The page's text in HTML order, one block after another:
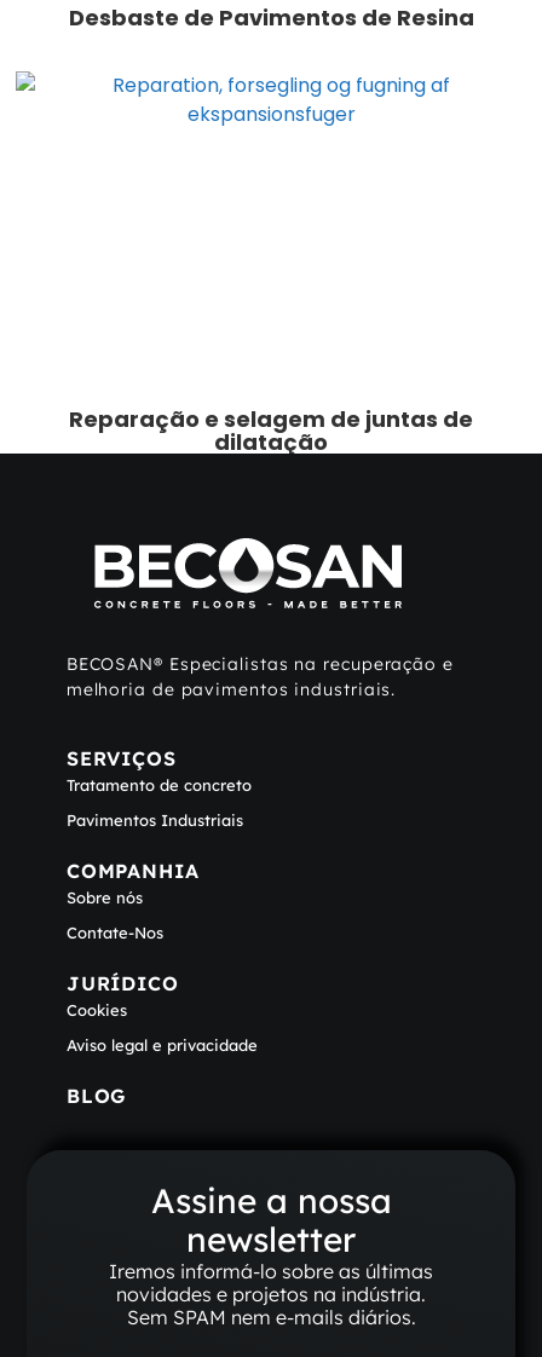
Desbaste de Pavimentos de Resina
Reparação e selagem de juntas de
dilatação
BECOSAN® Especialistas na recuperação e
melhoria de pavimentos industriais.
SERVIÇOS
Tratamento de concreto
Pavimentos Industriais
COMPANHIA
Sobre nós
Contate-Nos
JURÍDICO
Cookies
Aviso legal e privacidade
BLOG
Assine a nossa
newsletter
Iremos informá-lo sobre as últimas
novidades e projetos na indústria.
Sem SPAM nem e-mails diários.